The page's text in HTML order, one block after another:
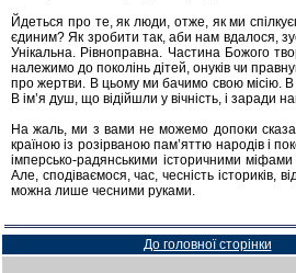
Йдеться про те, як люди, отже, як ми
єдиним? Як зробити так, аби нам вдалося,
Унікальна. Рівноправна. Частина Божого
належимо до поколінь дітей, онуків чи
про жертви. В цьому ми бачимо свою місію. В
В ім’я душ, що відійшли у вічність, і заради
На жаль, ми з вами не можемо допоки
країною із розірваною пам’яттю народів і
імперсько-радянськими історичними
Але, сподіваємося, час, чесність істориків,
можна лише чесними руками.
До головної сторінки